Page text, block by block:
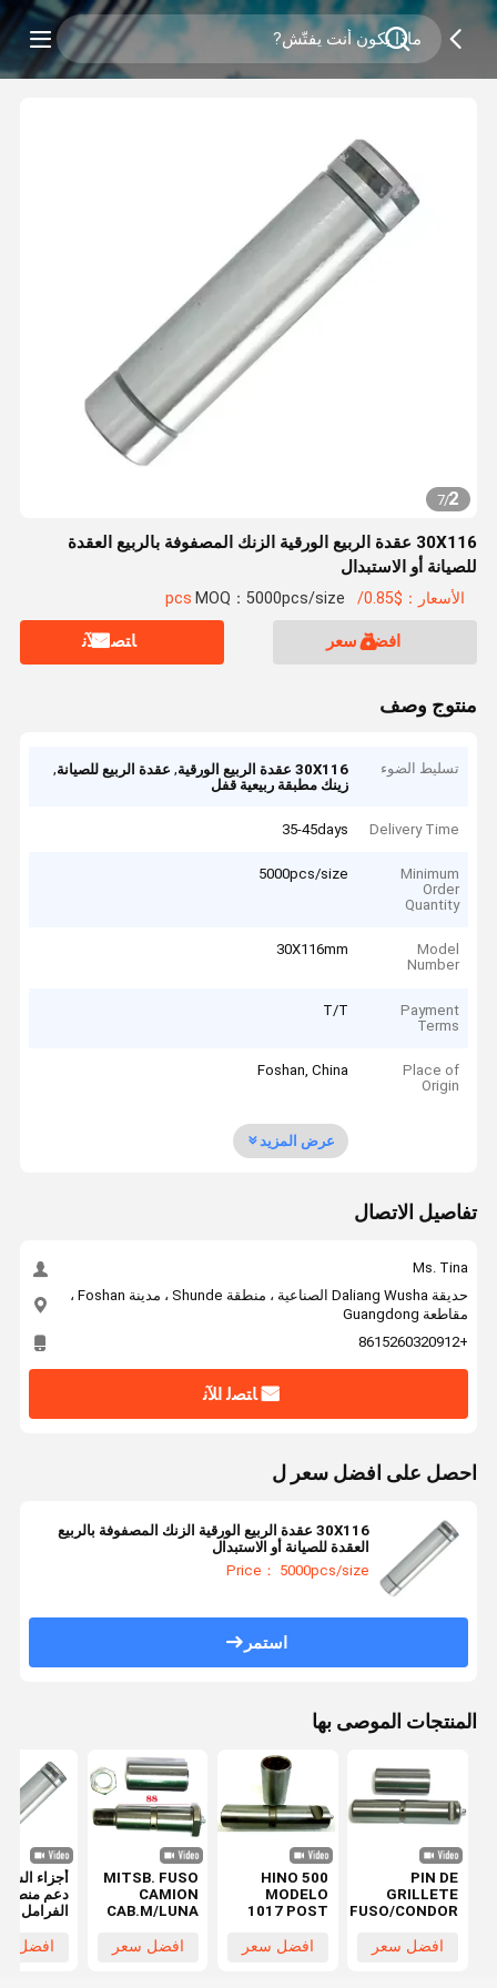
2
/
7
30X116 عقدة الربيع الورقية الزنك المصفوفة بالربيع العقدة
للصيانة أو الاستبدال
الأسعار：$0.85/pcs MOQ：5000pcs/size
افضل سعر ﺎﺘﺼﻟ ﺍﻶﻧ
منتوج وصف
تسليط الضوء 30X116 عقدة الربيع الورقية , عقدة الربيع للصيانة,
زينك مطبقة ربيعية قفل
Delivery Time
35-45days
Minimum
Order
Quantity
5000pcs/size
Model
Number
30X116mm
Payment
Terms
T/T
Place of
Origin
Foshan, China
عرض المزيد
تفاصيل الاتصال
Ms. Tina
حديقة Daliang Wusha الصناعية ، منطقة Shunde ، مدينة Foshan ،
مقاطعة Guangdong
+8615260320912
ﺎﺘﺼﻟ ﺍﻶﻧ
احصل على افضل سعر ل
30X116 عقدة الربيع الورقية الزنك المصفوفة بالربيع
العقدة للصيانة أو الاستبدال
Price： 5000pcs/size
استمر
المنتجات الموصى بها
PIN DE
GRILLETE
FUSO/CONDOR
× 130 لـ HINO
افضل سعر
HINO 500
MODELO
1017 POST
للخدمات الثقيلة
افضل سعر
MITSB. FUSO
CAMION
CAB.M/LUNA
الربيع Ø28x88
48423-E0060
افضل سعر
أجزاء
دعم منصة
الفرامل
أجزاء
افضل